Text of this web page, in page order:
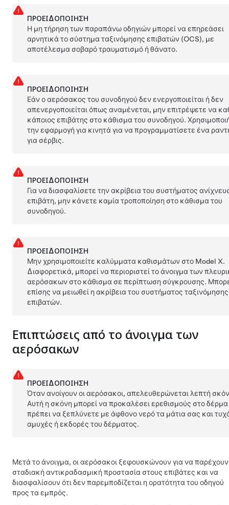
ΠΡΟΕΙΔΟΠΟΊΗΣΗ
Η μη τήρηση των παραπάνω οδηγιών μπορεί να επηρεάσει
αρνητικά το σύστημα ταξινόμησης επιβατών (OCS), με
αποτέλεσμα σοβαρό τραυματισμό ή θάνατο.
ΠΡΟΕΙΔΟΠΟΊΗΣΗ
Εάν ο αερόσακος του συνοδηγού δεν ενεργοποιείται ή δεν
απενεργοποιείται όπως αναμένεται, μην επιτρέψετε να
κάποιος επιβάτης στο κάθισμα του συνοδηγού.
την εφαρμογή για κινητά για να προγραμματίσετε ένα
για σέρβις.
ΠΡΟΕΙΔΟΠΟΊΗΣΗ
Για να διασφαλίσετε την ακρίβεια του συστήματος
επιβάτη, μην κάνετε καμία τροποποίηση στο κάθισμα του
συνοδηγού.
ΠΡΟΕΙΔΟΠΟΊΗΣΗ
Μην χρησιμοποιείτε καλύμματα καθισμάτων στο Model X.
Διαφορετικά, μπορεί να περιοριστεί το άνοιγμα των
αερόσακων στο κάθισμα σε περίπτωση σύγκρουσης.
επίσης να μειωθεί η ακρίβεια του συστήματος ταξινόμησης
επιβατών.
Επιπτώσεις από το άνοιγμα των
αερόσακων
ΠΡΟΕΙΔΟΠΟΊΗΣΗ
Όταν ανοίγουν οι αερόσακοι, απελευθερώνεται λεπτή
Αυτή η σκόνη μπορεί να προκαλέσει ερεθισμούς στο δέρμα
πρέπει να ξεπλύνετε με άφθονο νερό τα μάτια σας και
αμυχές ή εκδορές του δέρματος.
Μετά το άνοιγμα, οι αερόσακοι ξεφουσκώνουν για να παρέχουν
σταδιακή αντικραδασμική προστασία στους επιβάτες και να
διασφαλίσουν ότι δεν παρεμποδίζεται η ορατότητα του οδηγού
προς τα εμπρός.